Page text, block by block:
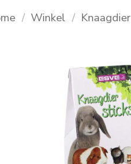
/ Winkel / Knaagdier